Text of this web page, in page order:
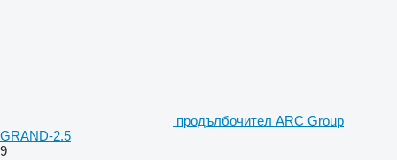
продълбочител ARC Group
GRAND-2.5
9